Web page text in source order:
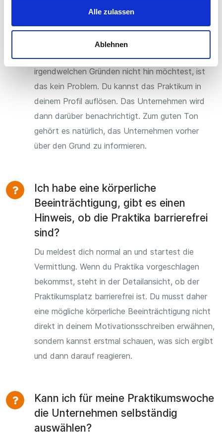
Alle zulassen
Ablehnen
Ein Unternehmen hat mich
Wenn du zu einem Unternehmen aus
irgendwelchen Gründen nicht hin möchtest, ist
das kein Problem. Du kannst das Praktikum in
deinem Profil auflösen. Das Unternehmen wird
dann darüber benachrichtigt. Zum guten Ton
gehört es natürlich, das Unternehmen vorher
über den Grund zu informieren.
Ich habe eine körperliche
Beeinträchtigung, gibt es einen
Hinweis, ob die Praktika barrierefrei
sind?
Du meldest dich normal an und startest die
Vermittlung. Wenn du Praktika vorgeschlagen
bekommst, steht in der Detailansicht, ob der
Praktikumsplatz barrierefrei ist. Du musst daher
eine mögliche körperliche Beeinträchtigung nicht
direkt in deinem Motivationsschreiben erwähnen,
sondern kannst erstmal schauen, was sich ergibt
und dann darauf reagieren.
Kann ich für meine Praktikumswoche
die Unternehmen selbständig
auswählen?